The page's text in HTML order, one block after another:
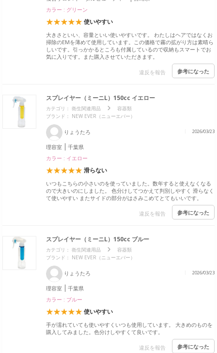
カラー : グリーン
使いやすい
大きさといい、容量といい使いやすいです。 わたしはヘアではなくお
掃除のEMを薄めて使用しています。この価格で霧の拡がり方は素晴ら
しいです。引っかかるところも付属しているので収納もスマートでお
気に入りです。また購入させていただきます。
違反を報告 参考になった
スプレイヤー（ミーニL）150cc イエロー
カテゴリ： 衛生関連用品
容器類
ブランド： NEW EVER（ニューエバー）
りょうたろ 2026/03/23
理容室
千葉県
カラー : イエロー
滑らない
いつもこちらの小さいのを使っていました。数年すると使えなくなる
ので大きいのにしました。 色分けしてつかえて判別しやすく 滑らなく
て使いやすい またサイドの部分がはさみこめてとてもいいです。
違反を報告 参考になった
スプレイヤー（ミーニL）150cc ブルー
カテゴリ： 衛生関連用品
容器類
ブランド： NEW EVER（ニューエバー）
りょうたろ 2026/03/23
理容室
千葉県
カラー : ブルー
使いやすい
手が濡れていても使いやすくいつも使用しています。 大きめのものを
購入してみました。色分けしやすくて良いです。
違反を報告 参考になった